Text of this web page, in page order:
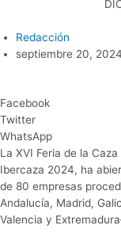
Redacción
septiembre 20, 2024
Facebook
Twitter
WhatsApp
La XVI Feria de la
Ibercaza 2024, ha
de 80 empresas
Andalucía, Madrid,
Valencia y